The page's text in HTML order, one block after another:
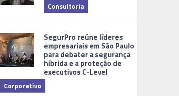
Consultoria
SegurPro reúne líderes
empresariais em São Paulo
para debater a segurança
híbrida e a proteção de
executivos C-Level
Corporativo